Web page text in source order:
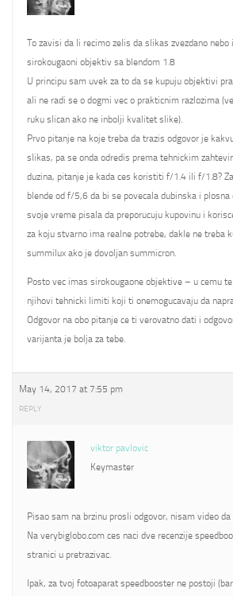
To zavisi da li recimo zelis da slikas zvezdano
sirokougaoni objektiv sa blendom 1.8
U principu sam uvek za to da se kupuju objektivi
ali ne radi se o dogmi vec o prakticnim razlozima
ruku slican ako ne inbolji kvalitet slike).
Prvo pitanje na koje treba da trazis odgovor je
slikas, pa se onda odredis prema tehnickim
duzina, pitanje je kada ces koristiti f/1.4 ili f/1.8?
blende od f/5,6 da bi se povecala dubinska i plosna
svoje vreme pisala da preporucuju kupovinu i
za koju stvarno ima realne potrebe, dakle ne treba
summilux ako je dovoljan summicron.
Posto vec imas sirokougaone objektive – u cemu
njihovi tehnicki limiti koji ti onemogucavaju da
Odgovor na obo pitanje ce ti verovatno dati i
varijanta je bolja za tebe.
May 14, 2017 at 7:55 pm
REPLY
viktor pavlovic
Keymaster
Pisao sam na brzinu prosli odgovor, nisam video
Na verybiglobo.com ces naci dve recenzije
stranici u pretrazivac.
Ipak, za tvoj fotoaparat speedbooster ne postoji